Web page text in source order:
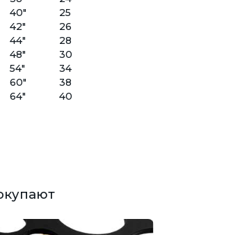
40"
25
42"
26
44"
28
48"
30
54"
34
60"
38
64" 40